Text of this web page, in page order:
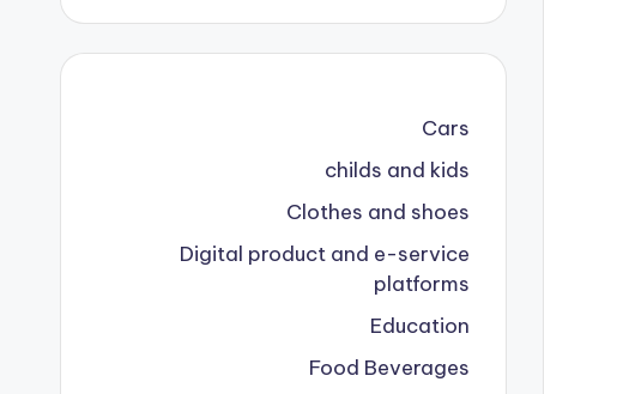
Cars
childs and kids
Clothes and shoes
Digital product and e-service
platforms
Education
Food Beverages